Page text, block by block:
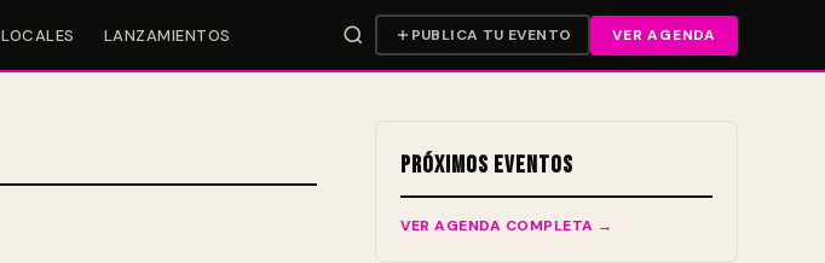
LOCALES LANZAMIENTOS PUBLICA TU EVENTO VER AGENDA
Próximos Eventos
VER AGENDA COMPLETA →